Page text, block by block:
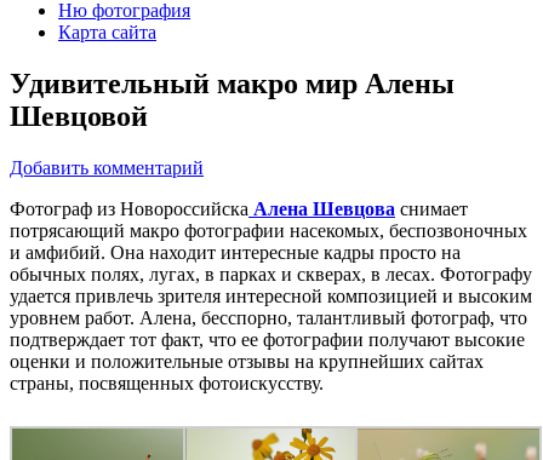
Ню фотография
Карта сайта
Удивительный макро мир Алены
Шевцовой
Добавить комментарий
Фотограф из Новороссийска Алена Шевцова снимает
потрясающий макро фотографии насекомых, беспозвоночных
и амфибий. Она находит интересные кадры просто на
обычных полях, лугах, в парках и скверах, в лесах. Фотографу
удается привлечь зрителя интересной композицией и высоким
уровнем работ. Алена, бесспорно, талантливый фотограф, что
подтверждает тот факт, что ее фотографии получают высокие
оценки и положительные отзывы на крупнейших сайтах
страны, посвященных фотоискусству.